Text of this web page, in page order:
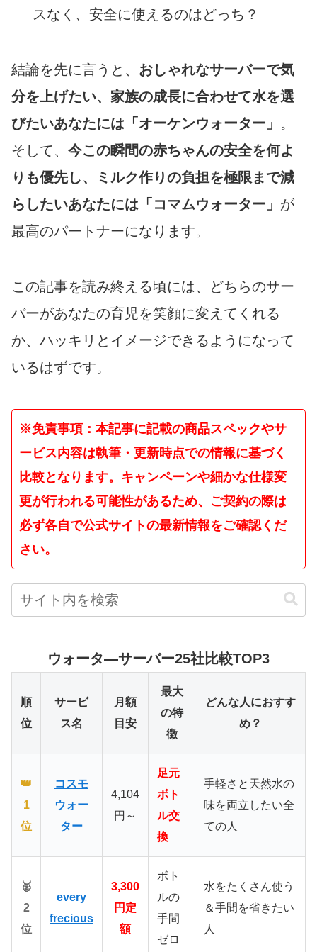
スなく、安全に使えるのはどっち？
結論を先に言うと、 おしゃれなサーバーで気
分を上げたい、家族の成長に合わせて水を選
びたいあなたには「オーケンウォーター」 。
そして、 今この瞬間の赤ちゃんの安全を何よ
りも優先し、ミルク作りの負担を極限まで減
らしたいあなたには「コマムウォーター」 が
最高のパートナーになります。
この記事を読み終える頃には、どちらのサー
バーがあなたの育児を笑顔に変えてくれる
か、ハッキリとイメージできるようになって
いるはずです。
※免責事項：本記事に記載の商品スペックやサ
ービス内容は執筆・更新時点での情報に基づく
比較となります。キャンペーンや細かな仕様変
更が行われる可能性があるため、ご契約の際は
必ず各自で公式サイトの最新情報をご確認くだ
さい。
ウォータ―サーバー25社比較TOP3
順
位
サービ
ス名
月額
目安
最大
の特
徴
どんな人におすす
め？
👑
1
位
コスモ
ウォー
ター
4,104
円～
足元
ボト
ル交
換
手軽さと天然水の
味を両立したい全
ての人
🥈
2
位
every
frecious
3,300
円定
額
ボト
ルの
手間
ゼロ
水をたくさん使う
＆手間を省きたい
人